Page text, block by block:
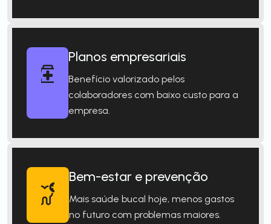
Planos empresariais
Benefício valorizado pelos
colaboradores com baixo custo para a
empresa.
Bem-estar e prevenção
Mais saúde bucal hoje, menos gastos
no futuro com problemas maiores.